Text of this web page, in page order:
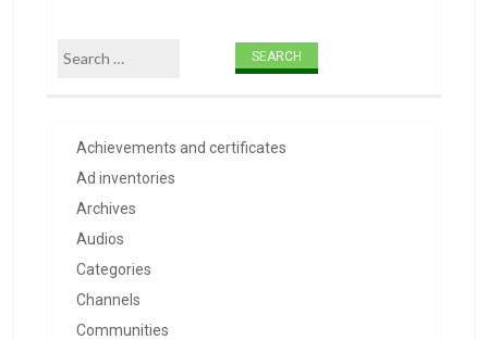
Search for:
Achievements and certificates
Ad inventories
Archives
Audios
Categories
Channels
Communities